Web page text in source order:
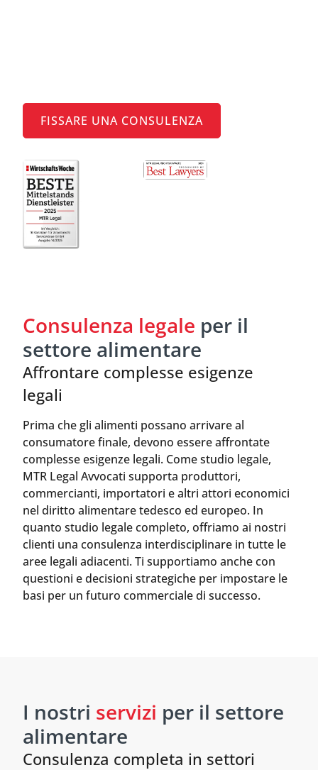
FISSARE UNA CONSULENZA
Consulenza legale per il
settore alimentare
Affrontare complesse esigenze
legali
Prima che gli alimenti possano arrivare al
consumatore finale, devono essere affrontate
complesse esigenze legali. Come studio legale,
MTR Legal Avvocati supporta produttori,
commercianti, importatori e altri attori economici
nel diritto alimentare tedesco ed europeo. In
quanto studio legale completo, offriamo ai nostri
clienti una consulenza interdisciplinare in tutte le
aree legali adiacenti. Ti supportiamo anche con
questioni e decisioni strategiche per impostare le
basi per un futuro commerciale di successo.
I nostri servizi per il settore
alimentare
Consulenza completa in settori